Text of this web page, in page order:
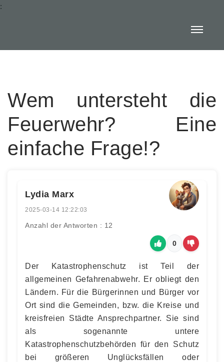
:
Wem untersteht die
Feuerwehr? Eine
einfache Frage!?
Lydia Marx
2025-03-14 12:22:03
Anzahl der Antworten : 12
0
Der Katastrophenschutz ist Teil der
allgemeinen Gefahrenabwehr. Er obliegt den
Ländern. Für die Bürgerinnen und Bürger vor
Ort sind die Gemeinden, bzw. die Kreise und
kreisfreien Städte Ansprechpartner. Sie sind
als sogenannte untere
Katastrophenschutzbehörden für den Schutz
bei größeren Unglücksfällen oder